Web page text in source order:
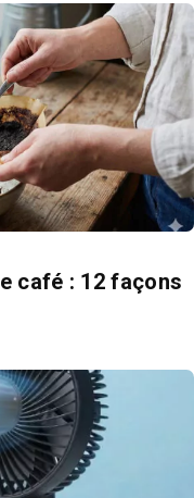
café : 12 façons